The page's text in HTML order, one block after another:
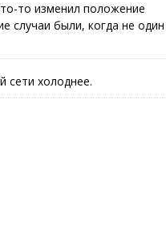
то изменил положение
случаи были, когда не один
сети холоднее.